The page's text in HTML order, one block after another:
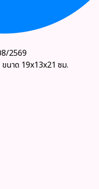
2569
นาด 19x13x21 ซม.